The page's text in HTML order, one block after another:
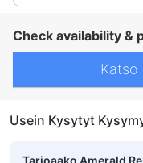
Check availability &
Katso
Usein Kysytyt
Tarjoaako Amerald